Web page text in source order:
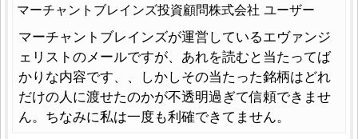
マーチャントブレインズ投資顧問株式会社 ユーザー
マーチャントブレインズが運営しているエヴァンジ
ェリストのメールですが、あれを読むと当たってば
かりな内容です、、しかしその当たった銘柄はどれ
だけの人に渡せたのかが不透明過ぎて信頼できませ
ん。ちなみに私は一度も利確できてません。